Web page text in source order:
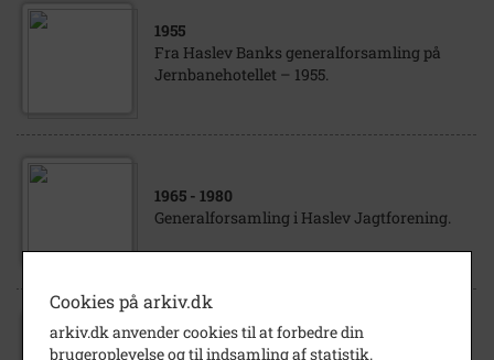
1955
Fra Haslev Banks generalforsamling på
Jernbanehotellet – 1955.
1965 - 1980
Generalforsamling i Haslev Jagtforening.
2020
Cookies på arkiv.dk
arkiv.dk anvender cookies til at forbedre din
brugeroplevelse og til indsamling af statistik.